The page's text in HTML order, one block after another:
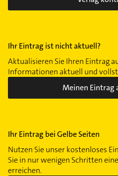
Ihr Eintrag ist nicht aktuell?
Aktualisieren Sie Ihren Eintrag
Informationen aktuell und
Meinen Eintrag
Ihr Eintrag bei Gelbe Seiten
Nutzen Sie unser kostenloses
Sie in nur wenigen Schritten
erreichen.